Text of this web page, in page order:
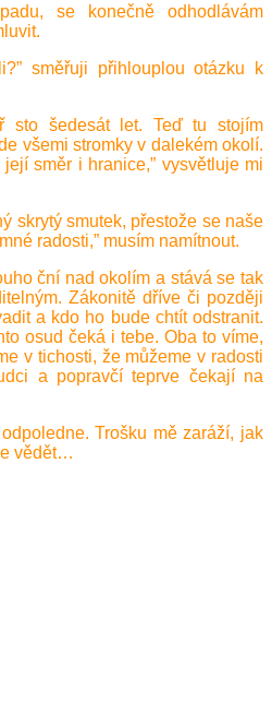
se konečně odhodlávám
směřuji přihlouplou otázku k
sto šedesát let. Teď tu stojím
všemi stromky v dalekém okolí.
směr i hranice,” vysvětluje mi
skrytý smutek, přestože se naše
radosti,” musím namítnout.
ční nad okolím a stává se tak
Zákonitě dříve či později
a kdo ho bude chtít odstranit.
osud čeká i tebe. Oba to víme,
v tichosti, že můžeme v radosti
a popravčí teprve čekají na
Trošku mě zaráží, jak
vědět…